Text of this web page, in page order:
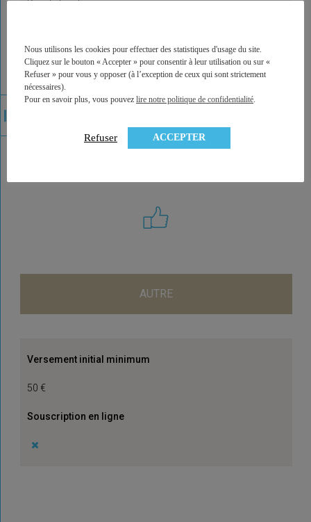
Private Equity
Titres vifs
AUTRE
Versement initial minimum
50 €
Souscription en ligne
Nous utilisons les cookies pour effectuer des statistiques d'usage du site.
Cliquez sur le bouton « Accepter » pour consentir à leur utilisation ou sur «
Refuser » pour vous y opposer (à l’exception de ceux qui sont strictement
nécessaires).
Pour en savoir plus, vous pouvez lire notre politique de confidentialité
Refuser ACCEPTER